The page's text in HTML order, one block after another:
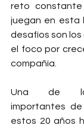
reto
juegan en esta
desafíos son
el foco por
compañía.
Una de
importantes
estos 20 años